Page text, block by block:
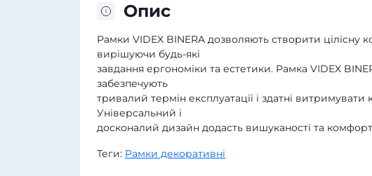
Опис
Рамки VIDEX BINERA дозволяють створити цілісну
вирішуючи будь-які
завдання ергономіки та естетики. Рамка VIDEX
забезпечують
тривалий термін експлуатації і здатні
Універсальний і
досконалий дизайн додасть вишуканості та
Теги: Рамки декоративні